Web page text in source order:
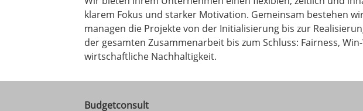
klarem Fokus und starker Motivation. Gemeinsam bestehen
managen die Projekte von der Initialisierung bis zur
der gesamten Zusammenarbeit bis zum Schluss: Fairness,
wirtschaftliche Nachhaltigkeit.
Budgetconsult